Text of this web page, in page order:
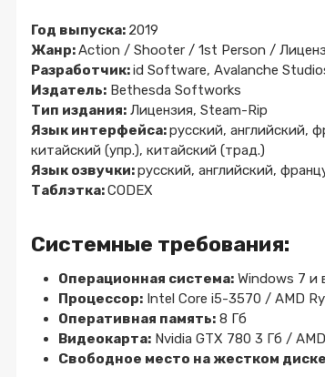
Год выпуска: 2019
Жанр:Action / Shooter / 1st Person /
Разработчик:id Software, Avalanche
Издатель: Bethesda Softworks
Тип издания: Лицензия, Steam-Rip
Язык интерфейса:русский, английский,
китайский (упр.), китайский (трад.)
Язык озвучки:русский, английский,
Таблэтка:CODEX
Системные требования:
Операционная система: Windows 7 и
Процессор: Intel Core i5-3570 / AMD
Оперативная память: 8 Гб
Видеокарта: Nvidia GTX 780 3 Гб /
Свободное место на жестком